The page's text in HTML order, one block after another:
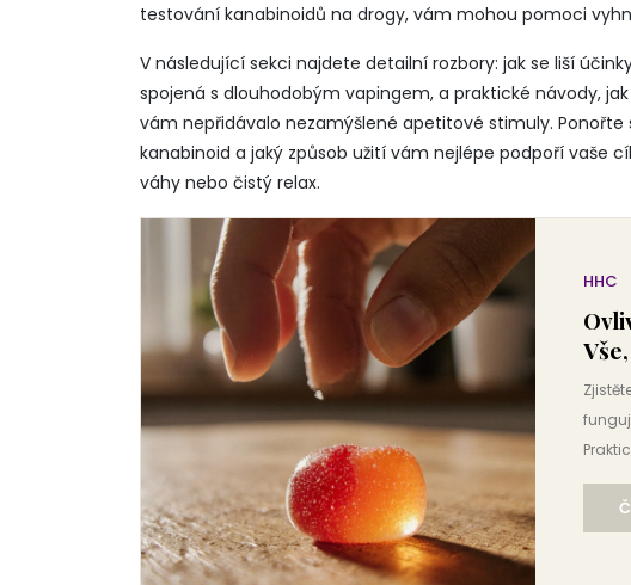
testování kanabinoidů na drogy, vám mohou pomoci
V následující sekci najdete detailní rozbory: jak se liší
spojená s dlouhodobým vapingem, a praktické návody,
vám nepřidávalo nezamýšlené apetitové stimuly.
kanabinoid a jaký způsob užití vám nejlépe podpoří vaše
váhy nebo čistý relax.
HHC